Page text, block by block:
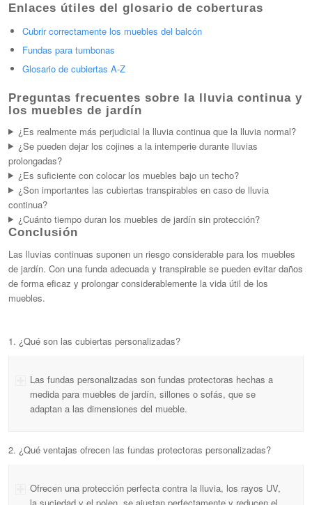
Enlaces útiles del glosario de coberturas
Cubrir correctamente los muebles del balcón
Fundas para tumbonas
Glosario de cubiertas A-Z
Preguntas frecuentes sobre la lluvia continua y
los muebles de jardín
¿Es realmente más perjudicial la lluvia continua que la lluvia normal?
¿Se pueden dejar los cojines a la intemperie durante lluvias
prolongadas?
¿Es suficiente con colocar los muebles bajo un techo?
¿Son importantes las cubiertas transpirables en caso de lluvia
continua?
¿Cuánto tiempo duran los muebles de jardín sin protección?
Conclusión
Las lluvias continuas suponen un riesgo considerable para los muebles
de jardín. Con una funda adecuada y transpirable se pueden evitar daños
de forma eficaz y prolongar considerablemente la vida útil de los
muebles.
1. ¿Qué son las cubiertas personalizadas?
Las fundas personalizadas son fundas protectoras hechas a
medida para muebles de jardín, sillones o sofás, que se
adaptan a las dimensiones del mueble.
2. ¿Qué ventajas ofrecen las fundas protectoras personalizadas?
Ofrecen una protección perfecta contra la lluvia, los rayos UV,